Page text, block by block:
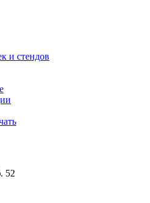
и стендов
52